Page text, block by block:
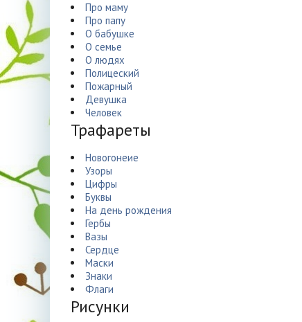
Про маму
Про папу
О бабушке
О семье
О людях
Полицеский
Пожарный
Девушка
Человек
Трафареты
Новогонеие
Узоры
Цифры
Буквы
На день рождения
Гербы
Вазы
Сердце
Маски
Знаки
Флаги
Рисунки